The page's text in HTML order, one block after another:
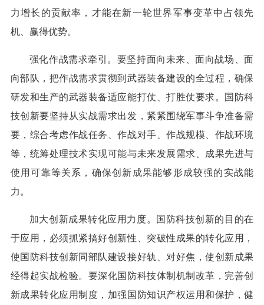
力增长的贡献率，才能在新一轮世界军事变革中占领先
机、赢得优势。
强化作战需求牵引。要坚持面向未来、面向战场、面
向部队，把作战需求贯彻到武器装备建设的全过程，确保
研发和生产的武器装备适应能打仗、打胜仗要求。国防科
技创新要坚持从实战需求出发，紧紧围绕军事斗争准备需
要，综合考虑作战任务、作战对手、作战规模、作战环境
等，统筹处理技术实现可能与未来发展需求、成果先进与
使用可靠等关系，确保创新成果能够形成较强的实战能
力。
加大创新成果转化应用力度。国防科技创新的目的在
于应用，必须抓紧搞好创新性、突破性成果的转化应用，
使国防科技创新同部队建设接好轨、对好焦，使创新成果
经得起实战检验。要深化国防科技体制机制改革，完善创
新成果转化应用制度，加强国防知识产权运用和保护，健